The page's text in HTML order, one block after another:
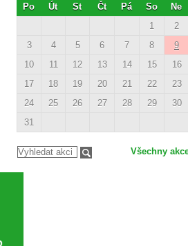
Po Út St Čt Pá So
Ne
1
2
3
4 5 6 7 8
9
10
11 12 13 14 15
16
17
18 19 20 21 22
23
24
25 26 27 28 29
30
31
Všechny